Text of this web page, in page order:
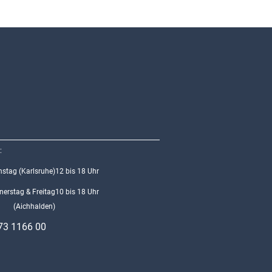
(Karlsruhe)12 bis 18 Uhr
& Freitag
(Aichhalden)
10 bis 18 Uhr
1166 00